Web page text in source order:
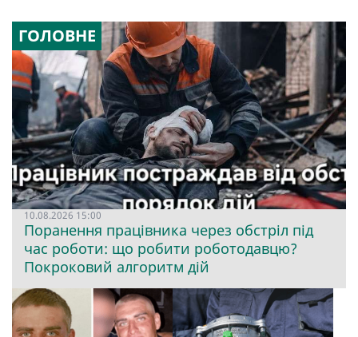
ГОЛОВНЕ
10.08.2026 15:00
Поранення працівника через обстріл під
час роботи: що робити роботодавцю?
Покроковий алгоритм дій